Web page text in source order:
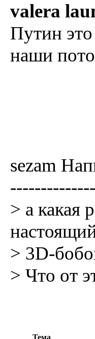
valera
Путин это
наши
sezam
> а какая
> 3D-
> Что от
Тема